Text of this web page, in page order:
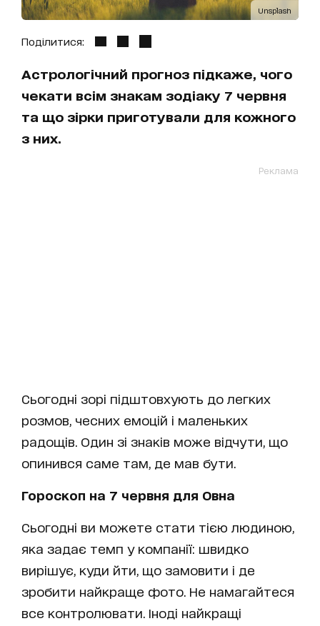
Unsplash
Поділитися:
Астрологічний прогноз підкаже, чого
чекати всім знакам зодіаку 7 червня
та що зірки приготували для кожного
з них.
Реклама
Сьогодні зорі підштовхують до легких
розмов, чесних емоцій і маленьких
радощів. Один зі знаків може відчути, що
опинився саме там, де мав бути.
Гороскоп на 7 червня для Овна
Сьогодні ви можете стати тією людиною,
яка задає темп у компанії: швидко
вирішує, куди йти, що замовити і де
зробити найкраще фото. Не намагайтеся
все контролювати. Іноді найкращі